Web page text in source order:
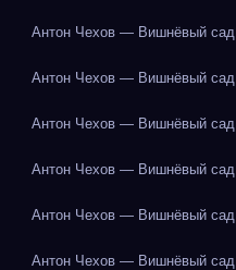
Антон Чехов — Вишнёвый сад
Антон Чехов — Вишнёвый сад
Антон Чехов — Вишнёвый сад
Антон Чехов — Вишнёвый сад
Антон Чехов — Вишнёвый сад
Антон Чехов — Вишнёвый сад